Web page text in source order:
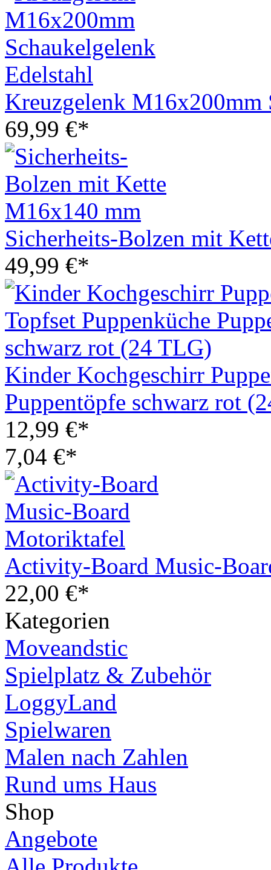
Kreuzgelenk M16x200mm
69,99 €*
Sicherheits-Bolzen mit
49,99 €*
Kinder Kochgeschirr
Puppentöpfe schwarz rot
12,99 €*
7,04 €*
Activity-Board Music-
22,00 €*
Kategorien
Moveandstic
Spielplatz & Zubehör
LoggyLand
Spielwaren
Malen nach Zahlen
Rund ums Haus
Shop
Angebote